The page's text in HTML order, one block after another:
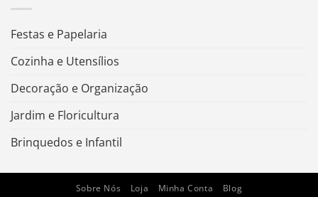
Festas e Papelaria
Cozinha e Utensílios
Decoração e Organização
Jardim e Floricultura
Brinquedos e Infantil
Sobre Nós Loja Minha Conta Blog